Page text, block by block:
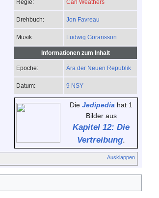
Regie: Carl Weathers
Drehbuch: Jon Favreau
Musik: Ludwig Göransson
Informationen zum Inhalt
Epoche: Ära der Neuen Republik
Datum: 9 NSY
Die Jedipedia hat 1
Bilder aus
Kapitel 12: Die
Vertreibung.
Ausklappen